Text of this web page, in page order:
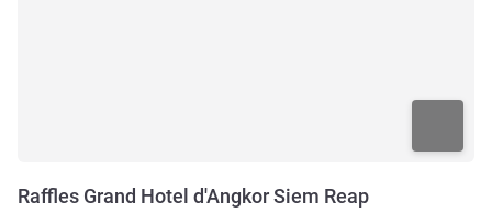
Raffles Grand Hotel d'Angkor Siem Reap